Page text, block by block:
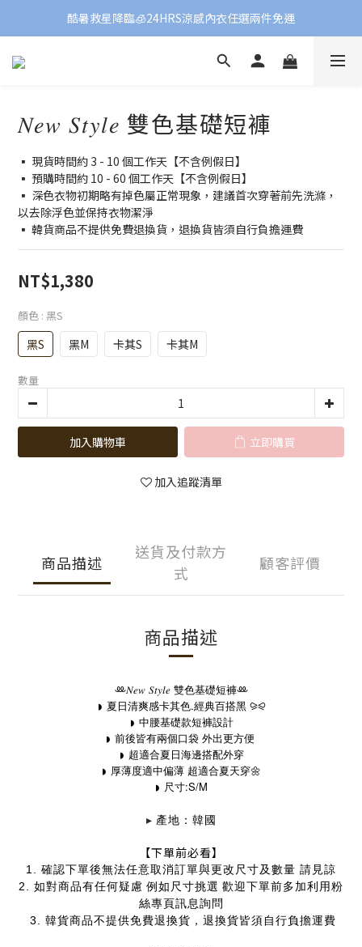
酷暑救星降臨🧊24HRS涼感內衣任選兩件免運
𝑁𝑒𝑤 𝑆𝑡𝑦𝑙𝑒 雙色基礎短褲
▪️ 現貨時間約 3 - 10 個工作天【不含例假日】
▪️ 預購時間約 10 - 60 個工作天【不含例假日】
▪️ 深色衣物初期略有掉色屬正常現象，建議首次穿著前先洗滌，
以去除浮色並保持衣物潔淨
▪️ 韓貨商品不提供免費退換貨，退換貨皆須自行負擔運費
NT$1,380
顏色 : 黑S
黑S 黑M 卡其S 卡其M
數量
加入購物車 立即購買
加入追蹤清單
商品描述
送貨及付款方
式
顧客評價
商品描述
ꔛ𝑁𝑒𝑤 𝑆𝑡𝑦𝑙𝑒雙色基礎短褲ꔛ
◗ 夏日清爽感卡其色.經典百搭黑 ⪩⪨
◗ 中腰基礎款短褲設計
◗ 前後皆有兩個口袋 外出更方便
◗ 超適合夏日海邊搭配外穿
◗ 厚薄度適中偏薄 超適合夏天穿🌼
◗ 尺寸:S/M
▸ 產地：韓國
【下單前必看】
1. 確認下單後無法任意取消訂單與更改尺寸及數量 請見諒
2. 如對商品有任何疑慮 例如尺寸挑選 歡迎下單前多加利用粉
絲專頁訊息詢問
3. 韓貨商品不提供免費退換貨，退換貨皆須自行負擔運費